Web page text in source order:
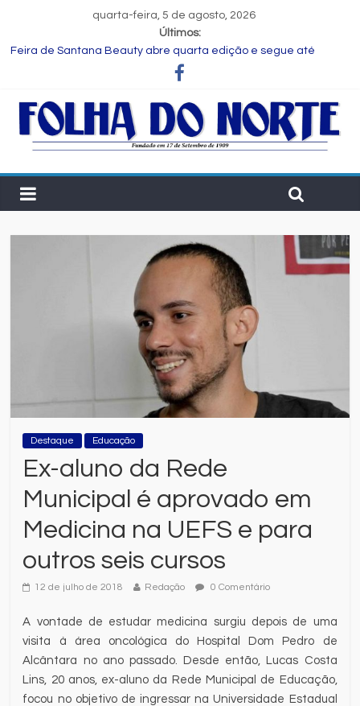
quarta-feira, 5 de agosto, 2026
Últimos:
Feira de Santana Beauty abre quarta edição e segue até
terça-feira com oportunidades de negócios e capacitação.
estacionamento rotativo de Feira de Santana
Espumantes da Cooperativa Vinícola Garibaldi conquistam dois
ouros em premiação mundial na França
partir de dezembro
CUCA e FLIFS Itinerante promovem Mostra Olney São Paulo – 90
Anos em agosto
Destaque Educação
Ex-aluno da Rede
Municipal é aprovado em
Medicina na UEFS e para
outros seis cursos
12 de julho de 2018 Redação 0 Comentário
A vontade de estudar medicina surgiu depois de uma
visita à área oncológica do Hospital Dom Pedro de
Alcântara no ano passado. Desde então, Lucas Costa
Lins, 20 anos, ex-aluno da Rede Municipal de Educação,
focou no objetivo de ingressar na Universidade Estadual